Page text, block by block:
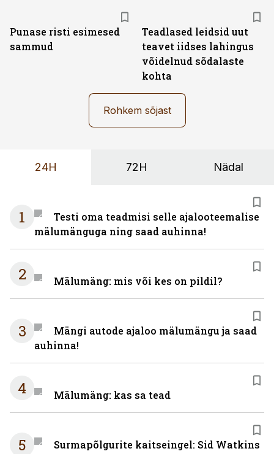
Punase risti esimesed
sammud
Teadlased leidsid uut
teavet iidses lahingus
võidelnud sõdalaste
kohta
Rohkem sõjast
24H 72H Nädal
1
Testi oma teadmisi selle ajalooteemalise
mälumänguga ning saad auhinna!
2 Mälumäng: mis või kes on pildil?
3
Mängi autode ajaloo mälumängu ja saad
auhinna!
4 Mälumäng: kas sa tead
5
Surmapõlgurite kaitseingel: Sid Watkins